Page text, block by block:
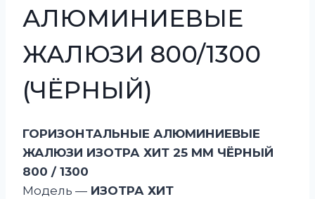
АЛЮМИНИЕВЫЕ
ЖАЛЮЗИ 800/1300
(ЧЁРНЫЙ)
ГОРИЗОНТАЛЬНЫЕ АЛЮМИНИЕВЫЕ
ЖАЛЮЗИ ИЗОТРА ХИТ 25 ММ ЧЁРНЫЙ
800 / 1300
Модель — ИЗОТРА ХИТ